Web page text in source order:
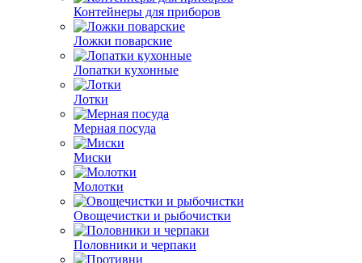
Контейнеры для приборов
Ложки поварские
Лопатки кухонные
Лотки
Мерная посуда
Миски
Молотки
Овощечистки и рыбочистки
Половники и черпаки